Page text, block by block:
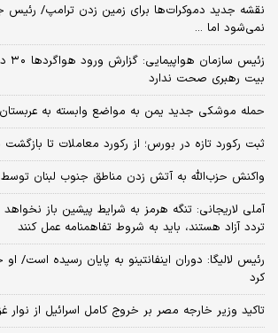
نقشه جدید دموکرات‌ها برای زمین زدن ترامپ/ رئیس
نمی‌شود اما ...
بیت رهبری صحت ندارد
حمله موشکی جدید یمن به مواضع وابسته به عربستان
ثبت رکورد تازه در بورس؛ از رکورد معاملات تا بازگشت
واکنش حزب‌الله به آتش‌ زدن مناطق جنوب لبنان توسط
آملی لاریجانی: تنگه هرمز به شرایط پیشین باز
تردد آزاد هستند، باید به شروط تفاهمنامه عمل کنند
رئیس لالیگا: دوران اینفانتینو به پایان رسیده است/ او
کرد
تاکید وزیر خارجه مصر بر خروج کامل اسرائیل از نوار